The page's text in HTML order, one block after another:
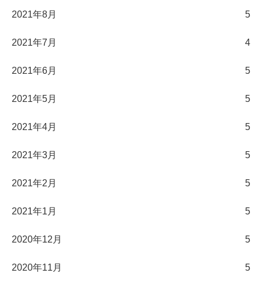
2021年8月 5
2021年7月 4
2021年6月 5
2021年5月 5
2021年4月 5
2021年3月 5
2021年2月 5
2021年1月 5
2020年12月 5
2020年11月 5